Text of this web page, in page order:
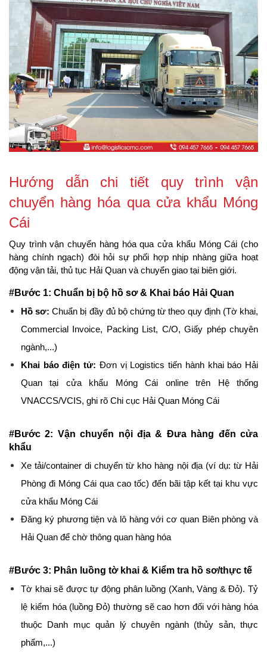
Hướng dẫn chi tiết quy trình vận
chuyển hàng hóa qua cửa khẩu Móng
Cái
Quy trình vận chuyển hàng hóa qua cửa khẩu Móng Cái (cho
hàng chính ngạch) đòi hỏi sự phối hợp nhịp nhàng giữa hoạt
động vận tải, thủ tục Hải Quan và chuyển giao tại biên giới.
#Bước 1: Chuẩn bị bộ hồ sơ & Khai báo Hải Quan
Hồ sơ: Chuẩn bị đầy đủ bộ chứng từ theo quy định (Tờ khai,
Commercial Invoice, Packing List, C/O, Giấy phép chuyên
ngành,...)
Khai báo điện tử: Đơn vị Logistics tiến hành khai báo Hải
Quan tại cửa khẩu Móng Cái online trên Hệ thống
VNACCS/VCIS, ghi rõ Chi cục Hải Quan Móng Cái
#Bước 2: Vận chuyển nội địa & Đưa hàng đến cửa
khẩu
Xe tải/container di chuyển từ kho hàng nội địa (ví dụ: từ Hải
Phòng đi Móng Cái qua cao tốc) đến bãi tập kết tại khu vực
cửa khẩu Móng Cái
Đăng ký phương tiện và lô hàng với cơ quan Biên phòng và
Hải Quan để chờ thông quan hàng hóa
#Bước 3: Phân luồng tờ khai & Kiểm tra hồ sơ/thực tế
Tờ khai sẽ được tự động phân luồng (Xanh, Vàng & Đỏ). Tỷ
lệ kiểm hóa (luồng Đỏ) thường sẽ cao hơn đối với hàng hóa
thuộc Danh mục quản lý chuyên ngành (thủy sản, thực
phẩm,...)